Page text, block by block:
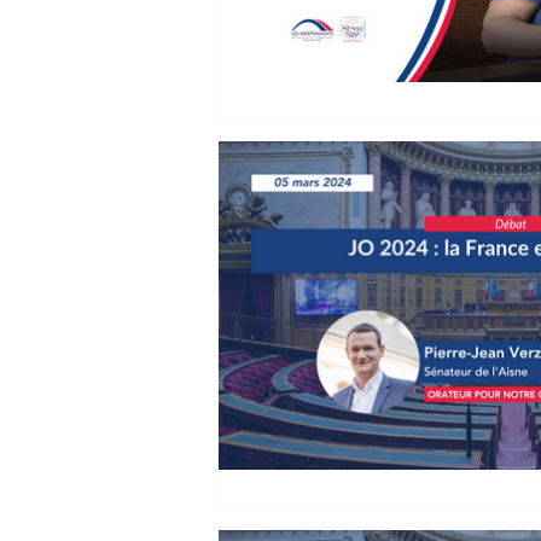
Laure Darcos :
l'audiovisuel public
23 octobre 2024 Proposition
du financement de
Madame la...
Pierre-Jean